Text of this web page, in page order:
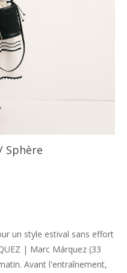
Sphère
un style estival sans effort
| Marc Márquez (33
Avant l'entraînement,